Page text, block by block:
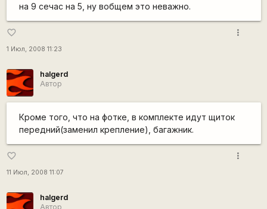
на 9 сечас на 5, ну вобщем это неважно.
favorite_border
1 Июл, 2008 11:23
more_vert
halgerd
Автор
Кроме того, что на фотке, в комплекте идут щиток
передний(заменил крепление), багажник.
favorite_border
11 Июл, 2008 11:07
more_vert
halgerd
Автор